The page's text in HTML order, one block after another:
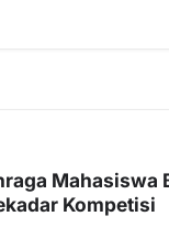
Mahasiswa
Kompetisi